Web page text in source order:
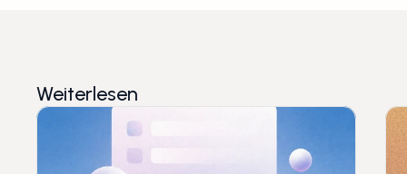
Weiterlesen